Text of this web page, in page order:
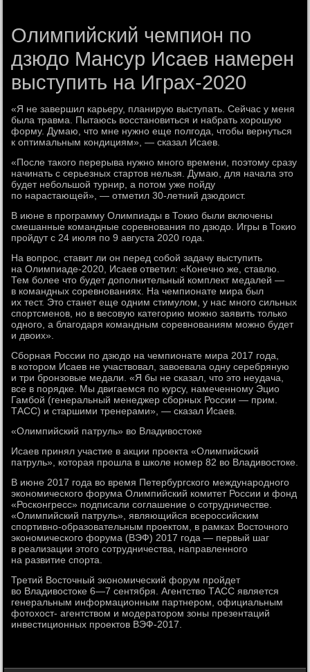
Олимпийский чемпион по
дзюдо Мансур Исаев намерен
выступить на Играх-2020
«Я не завершил карьеру, планирую выступать. Сейчас у меня
была травма. Пытаюсь восстановиться и набрать хорошую
форму. Думаю, что мне нужно еще полгода, чтобы вернуться
к оптимальным кондициям», — сказал Исаев.
«После такого перерыва нужно много времени, поэтому сразу
начинать с серьезных стартов нельзя. Думаю, для начала это
будет небольшой турнир, а потом уже пойду
по нарастающей», — отметил 30-летний дзюдоист.
В июне в программу Олимпиады в Токио были включены
смешанные командные соревнования по дзюдо. Игры в Токио
пройдут с 24 июля по 9 августа 2020 года.
На вопрос, ставит ли он перед собой задачу выступить
на Олимпиаде-2020, Исаев ответил: «Конечно же, ставлю.
Тем более что будет дополнительный комплект медалей —
в командных соревнованиях. На чемпионате мира был
их тест. Это станет еще одним стимулом, у нас много сильных
спортсменов, но в весовую категорию можно заявить только
одного, а благодаря командным соревнованиям можно будет
и двоих».
Сборная России по дзюдо на чемпионате мира 2017 года,
в котором Исаев не участвовал, завоевала одну серебряную
и три бронзовые медали. «Я бы не сказал, что это неудача,
все в порядке. Мы двигаемся по курсу, намеченному Эцио
Гамбой (генеральный менеджер сборных России — прим.
ТАСС) и старшими тренерами», — сказал Исаев.
«Олимпийский патруль» во Владивостоке
Исаев принял участие в акции проекта «Олимпийский
патруль», которая прошла в школе номер 82 во Владивостоке.
В июне 2017 года во время Петербургского международного
экономического форума Олимпийский комитет России и фонд
«Росконгресс» подписали соглашение о сотрудничестве.
«Олимпийский патруль», являющийся всероссийским
спортивно-образовательным проектом, в рамках Восточного
экономического форума (ВЭФ) 2017 года — первый шаг
в реализации этого сотрудничества, направленного
на развитие спорта.
Третий Восточный экономический форум пройдет
во Владивостоке 6—7 сентября. Агентство ТАСС является
генеральным информационным партнером, официальным
фотохост- агентством и модератором зоны презентаций
инвестиционных проектов ВЭФ-2017.